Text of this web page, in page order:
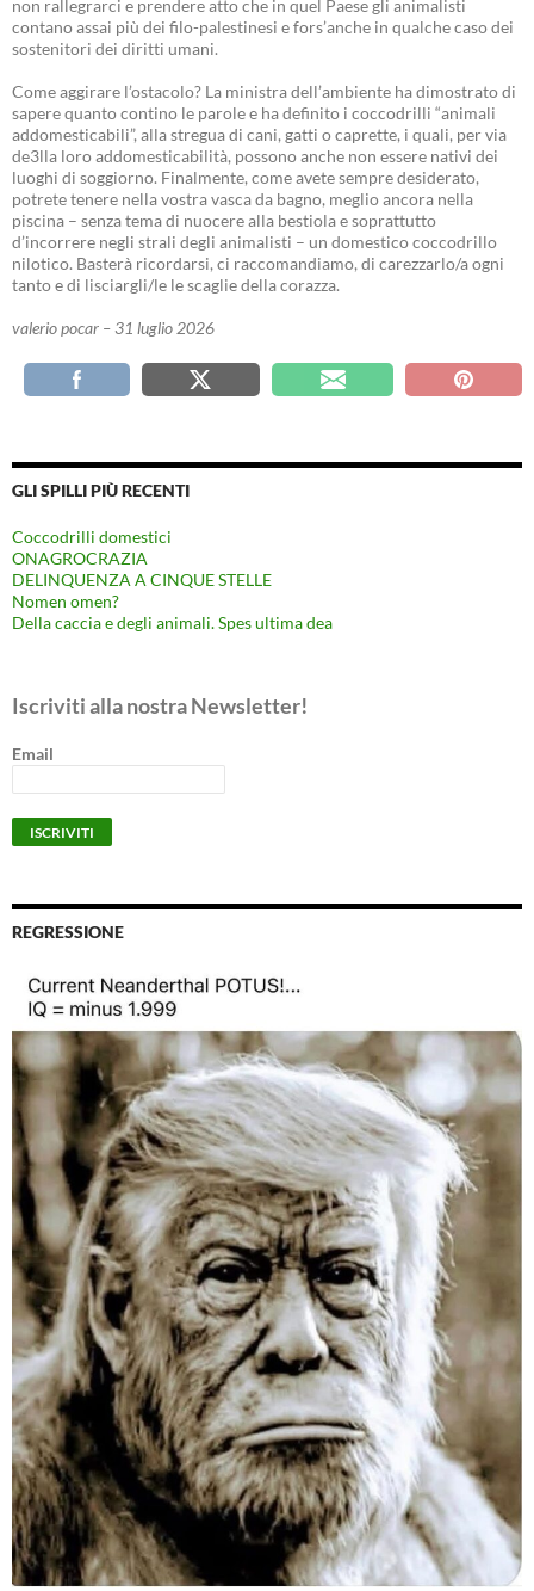
non rallegrarci e prendere atto che in quel Paese gli animalisti
contano assai più dei filo-palestinesi e fors’anche in qualche caso dei
sostenitori dei diritti umani.
Come aggirare l’ostacolo? La ministra dell’ambiente ha dimostrato di
sapere quanto contino le parole e ha definito i coccodrilli “animali
addomesticabili”, alla stregua di cani, gatti o caprette, i quali, per via
de3lla loro addomesticabilità, possono anche non essere nativi dei
luoghi di soggiorno. Finalmente, come avete sempre desiderato,
potrete tenere nella vostra vasca da bagno, meglio ancora nella
piscina – senza tema di nuocere alla bestiola e soprattutto
d’incorrere negli strali degli animalisti – un domestico coccodrillo
nilotico. Basterà ricordarsi, ci raccomandiamo, di carezzarlo/a ogni
tanto e di lisciargli/le le scaglie della corazza.
valerio pocar – 31 luglio 2026
GLI SPILLI PIÙ RECENTI
Coccodrilli domestici
ONAGROCRAZIA
DELINQUENZA A CINQUE STELLE
Nomen omen?
Della caccia e degli animali. Spes ultima dea
Iscriviti alla nostra Newsletter!
Email
REGRESSIONE